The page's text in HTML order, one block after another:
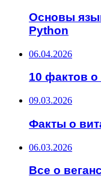
Основы
Python
06.04.2026
10 фактов
09.03.2026
Факты о
06.03.2026
Все о